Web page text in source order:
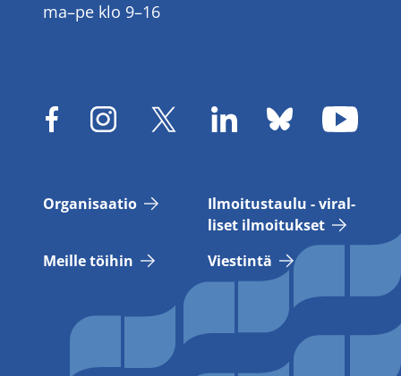
ma–pe klo 9–16
Or­ga­ni­saa­tio
Il­moi­tus­tau­lu - vi­ral­
li­set il­moi­tuk­set
Meil­le töi­hin
Vies­tin­tä